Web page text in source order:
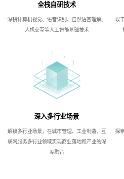
全栈自研技术
深耕计算机视觉、语音识别、自然语言理解、
人机交互等人工智能基础技术
以
深入多行业场景
解锁多行业场景，在城市管理、工业制造、互
联网服务多行业领域实现商业落地和产业的深
度融合
探